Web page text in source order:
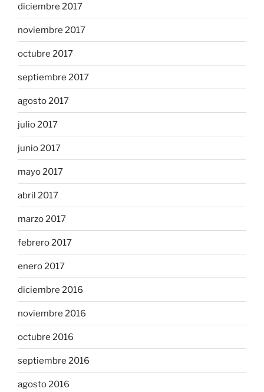
diciembre 2017
noviembre 2017
octubre 2017
septiembre 2017
agosto 2017
julio 2017
junio 2017
mayo 2017
abril 2017
marzo 2017
febrero 2017
enero 2017
diciembre 2016
noviembre 2016
octubre 2016
septiembre 2016
agosto 2016